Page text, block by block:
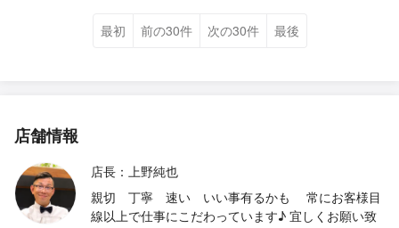
最初 前の30件 次の30件 最後
店舗情報
店長：上野純也
親切 丁寧 速い いい事有るかも 常にお客様目
線以上で仕事にこだわっています♪ 宜しくお願い致